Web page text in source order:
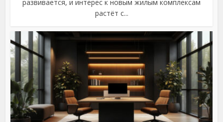
развивается, и интерес к новым жилым комплексам
растёт с...